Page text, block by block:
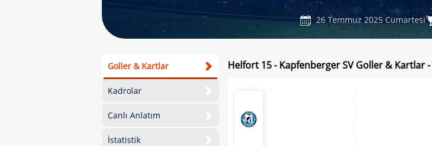
26 Temmuz 2025 Cumartesi
Goller & Kartlar
Kadrolar
Canlı Anlatım
İstatistik
Helfort 15 - Kapfenberger SV Goller & Kartlar